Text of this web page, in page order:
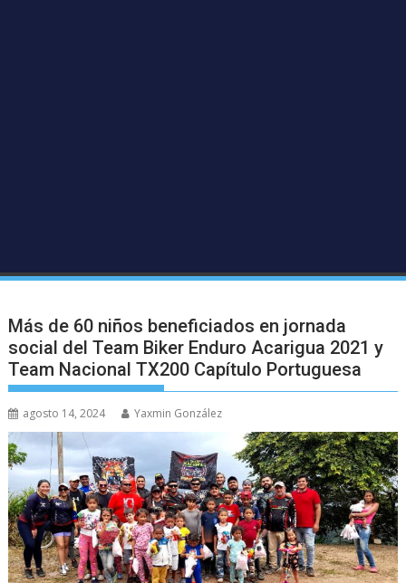
Más de 60 niños beneficiados en jornada
social del Team Biker Enduro Acarigua 2021 y
Team Nacional TX200 Capítulo Portuguesa
agosto 14, 2024 Yaxmin González